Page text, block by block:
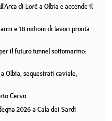
di Lorè a Olbia e accende il
e 18 milioni di lavori pronta
il futuro tunnel sottomarino:
Olbia, sequestrati caviale,
Cervo
2026 a Cala dei Sardi